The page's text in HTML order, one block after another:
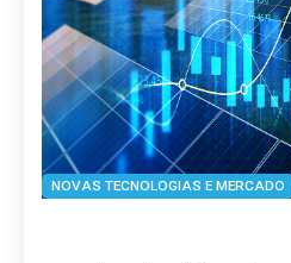
NOVAS TECNOLOGIAS E MERCADO